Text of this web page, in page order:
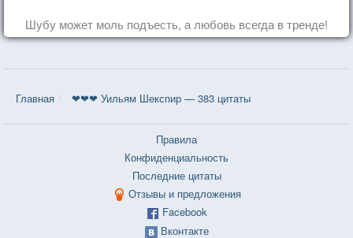
Шубу может моль подъесть, а любовь всегда в тренде!
Главная ❤❤❤ Уильям Шекспир — 383 цитаты
Правила
Конфиденциальность
Последние цитаты
Отзывы и предложения
Facebook
Вконтакте